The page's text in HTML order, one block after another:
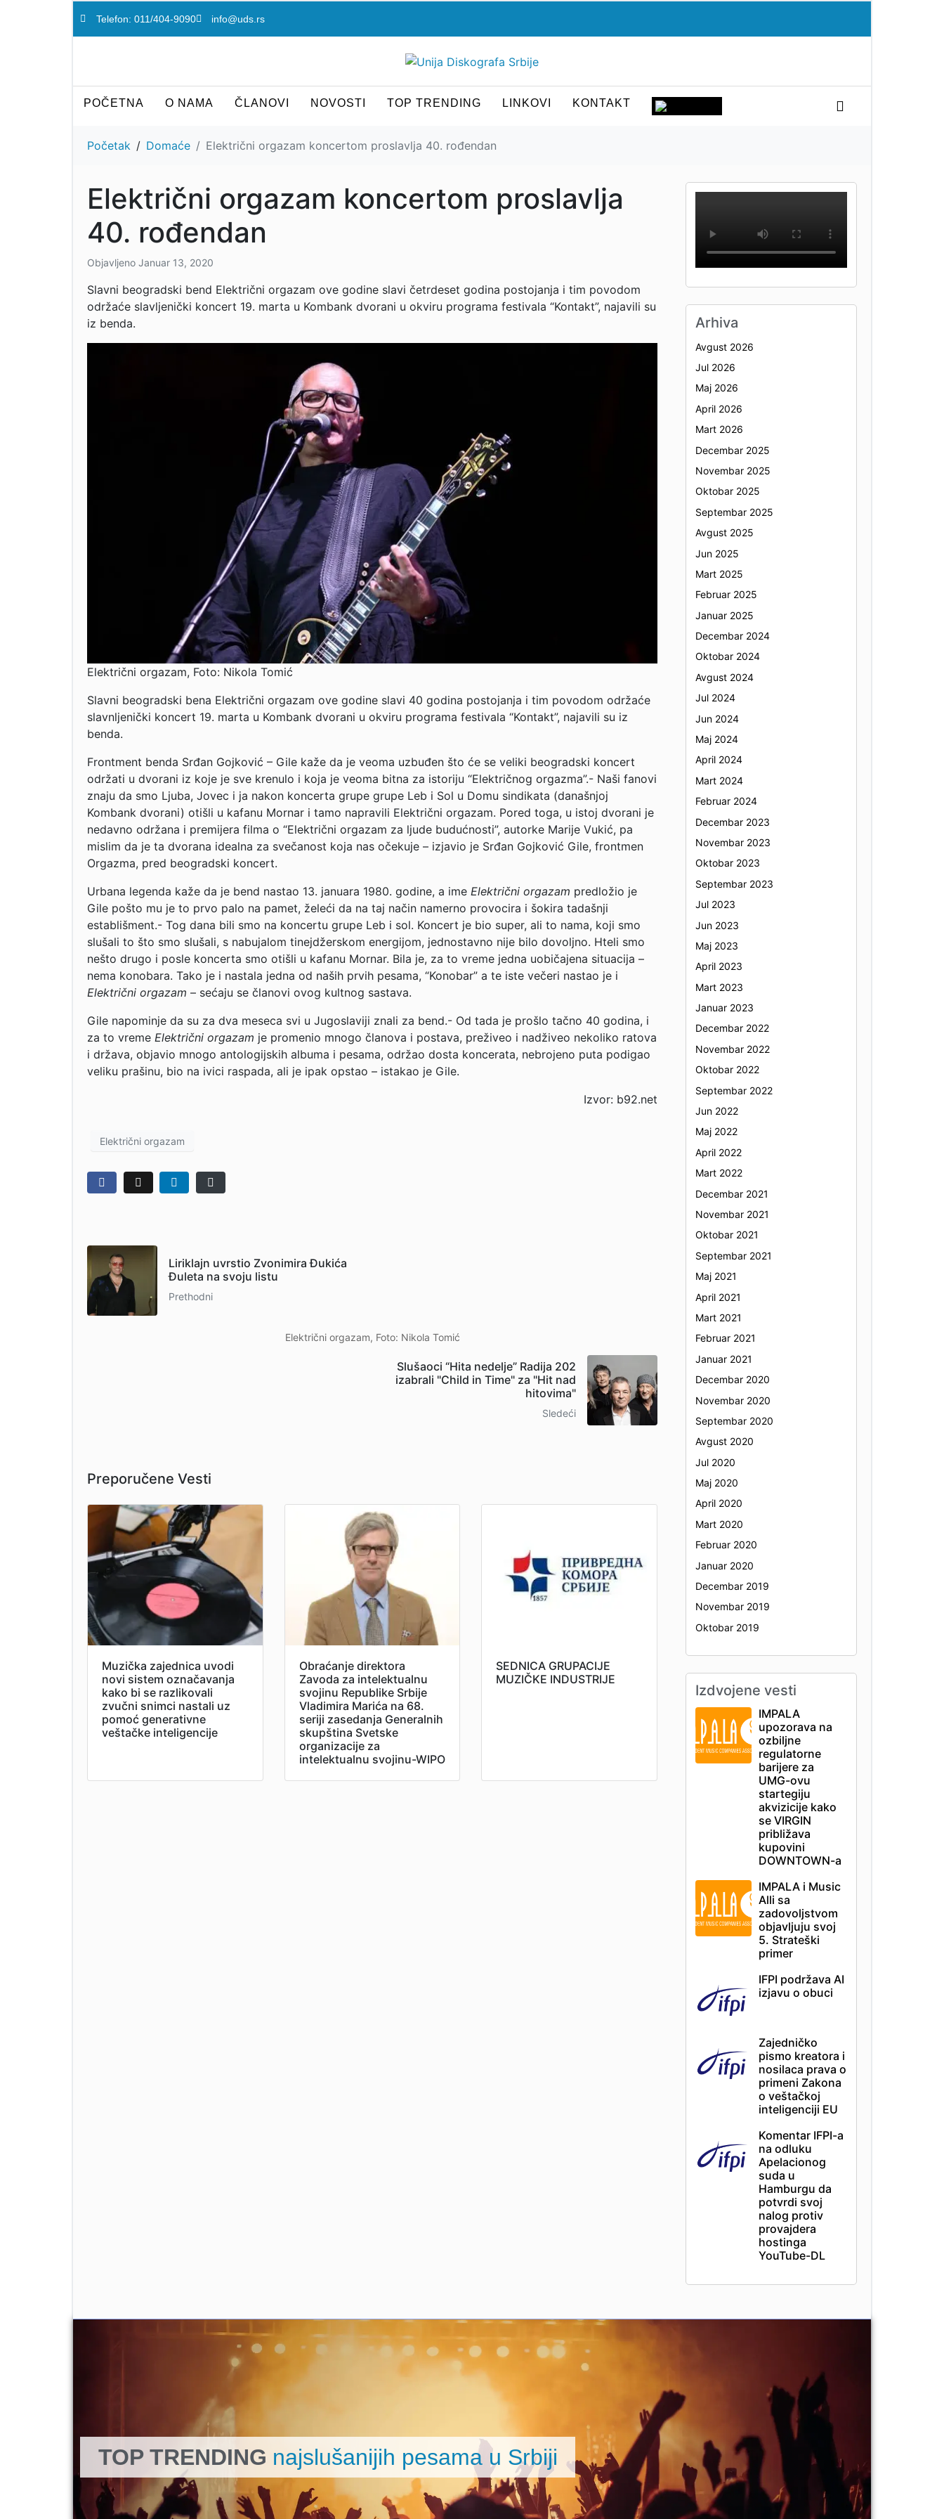
Telefon: 011/404-9090 info@uds.rs
POČETNA O NAMA ČLANOVI NOVOSTI TOP TRENDING LINKOVI KONTAKT
Početak Domaće Električni orgazam koncertom proslavlja 40. rođendan
Električni orgazam koncertom proslavlja
40. rođendan
Objavljeno Januar 13, 2020
Slavni beogradski bend Električni orgazam ove godine slavi četrdeset godina postojanja i tim povodom
održaće slavljenički koncert 19. marta u Kombank dvorani u okviru programa festivala “Kontakt”, najavili su
iz benda.
Električni orgazam, Foto: Nikola Tomić
Slavni beogradski bena Električni orgazam ove godine slavi 40 godina postojanja i tim povodom održaće
slavnljenički koncert 19. marta u Kombank dvorani u okviru programa festivala “Kontakt”, najavili su iz
benda.
Frontment benda Srđan Gojković – Gile kaže da je veoma uzbuđen što će se veliki beogradski koncert
održati u dvorani iz koje je sve krenulo i koja je veoma bitna za istoriju “Električnog orgazma”.- Naši fanovi
znaju da smo Ljuba, Jovec i ja nakon koncerta grupe grupe Leb i Sol u Domu sindikata (današnjoj
Kombank dvorani) otišli u kafanu Mornar i tamo napravili Električni orgazam. Pored toga, u istoj dvorani je
nedavno održana i premijera filma o “Električni orgazam za ljude budućnosti”, autorke Marije Vukić, pa
mislim da je ta dvorana idealna za svečanost koja nas očekuje – izjavio je Srđan Gojković Gile, frontmen
Orgazma, pred beogradski koncert.
Urbana legenda kaže da je bend nastao 13. januara 1980. godine, a ime Električni orgazam predložio je
Gile pošto mu je to prvo palo na pamet, želeći da na taj način namerno provocira i šokira tadašnji
establišment.- Tog dana bili smo na koncertu grupe Leb i sol. Koncert je bio super, ali to nama, koji smo
slušali to što smo slušali, s nabujalom tinejdžerskom energijom, jednostavno nije bilo dovoljno. Hteli smo
nešto drugo i posle koncerta smo otišli u kafanu Mornar. Bila je, za to vreme jedna uobičajena situacija –
nema konobara. Tako je i nastala jedna od naših prvih pesama, “Konobar” a te iste večeri nastao je i
Električni orgazam – sećaju se članovi ovog kultnog sastava.
Gile napominje da su za dva meseca svi u Jugoslaviji znali za bend.- Od tada je prošlo tačno 40 godina, i
za to vreme Električni orgazam je promenio mnogo članova i postava, preživeo i nadživeo nekoliko ratova
i država, objavio mnogo antologijskih albuma i pesama, održao dosta koncerata, nebrojeno puta podigao
veliku prašinu, bio na ivici raspada, ali je ipak opstao – istakao je Gile.
Izvor: b92.net
Električni orgazam
Liriklajn uvrstio Zvonimira Đukića
Đuleta na svoju listu
Prethodni
Električni orgazam, Foto: Nikola Tomić
Slušaoci “Hita nedelje” Radija 202
izabrali "Child in Time" za "Hit nad
hitovima"
Sledeći
Preporučene Vesti
Muzička zajednica uvodi
novi sistem označavanja
kako bi se razlikovali
zvučni snimci nastali uz
pomoć generativne
veštačke inteligencije
Obraćanje direktora
Zavoda za intelektualnu
svojinu Republike Srbije
Vladimira Marića na 68.
seriji zasedanja Generalnih
skupština Svetske
organizacije za
intelektualnu svojinu-WIPO
SEDNICA GRUPACIJE
MUZIČKE INDUSTRIJE
Arhiva
Avgust 2026
Jul 2026
Maj 2026
April 2026
Mart 2026
Decembar 2025
Novembar 2025
Oktobar 2025
Septembar 2025
Avgust 2025
Jun 2025
Mart 2025
Februar 2025
Januar 2025
Decembar 2024
Oktobar 2024
Avgust 2024
Jul 2024
Jun 2024
Maj 2024
April 2024
Mart 2024
Februar 2024
Decembar 2023
Novembar 2023
Oktobar 2023
Septembar 2023
Jul 2023
Jun 2023
Maj 2023
April 2023
Mart 2023
Januar 2023
Decembar 2022
Novembar 2022
Oktobar 2022
Septembar 2022
Jun 2022
Maj 2022
April 2022
Mart 2022
Decembar 2021
Novembar 2021
Oktobar 2021
Septembar 2021
Maj 2021
April 2021
Mart 2021
Februar 2021
Januar 2021
Decembar 2020
Novembar 2020
Septembar 2020
Avgust 2020
Jul 2020
Maj 2020
April 2020
Mart 2020
Februar 2020
Januar 2020
Decembar 2019
Novembar 2019
Oktobar 2019
Izdvojene vesti
IMPALA
upozorava na
ozbiljne
regulatorne
barijere za
UMG-ovu
startegiju
akvizicije kako
se VIRGIN
približava
kupovini
DOWNTOWN-a
IMPALA i Music
Alli sa
zadovoljstvom
objavljuju svoj
5. Strateški
primer
IFPI podržava AI
izjavu o obuci
Zajedničko
pismo kreatora i
nosilaca prava o
primeni Zakona
o veštačkoj
inteligenciji EU
Komentar IFPI-a
na odluku
Apelacionog
suda u
Hamburgu da
potvrdi svoj
nalog protiv
provajdera
hostinga
YouTube-DL
TOP TRENDING najslušanijih pesama u Srbiji